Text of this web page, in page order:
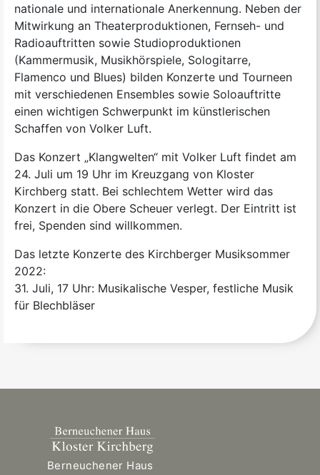
nationale und internationale Anerkennung. Neben der
Mitwirkung an Theaterproduktionen, Fernseh- und
Radioauftritten sowie Studioproduktionen
(Kammermusik, Musikhörspiele, Sologitarre,
Flamenco und Blues) bilden Konzerte und Tourneen
mit verschiedenen Ensembles sowie Soloauftritte
einen wichtigen Schwerpunkt im künstlerischen
Schaffen von Volker Luft.
Das Konzert „Klangwelten“ mit Volker Luft findet am
24. Juli um 19 Uhr im Kreuzgang von Kloster
Kirchberg statt. Bei schlechtem Wetter wird das
Konzert in die Obere Scheuer verlegt. Der Eintritt ist
frei, Spenden sind willkommen.
Das letzte Konzerte des Kirchberger Musiksommer
2022:
31. Juli, 17 Uhr: Musikalische Vesper, festliche Musik
für Blechbläser
Berneuchener Haus